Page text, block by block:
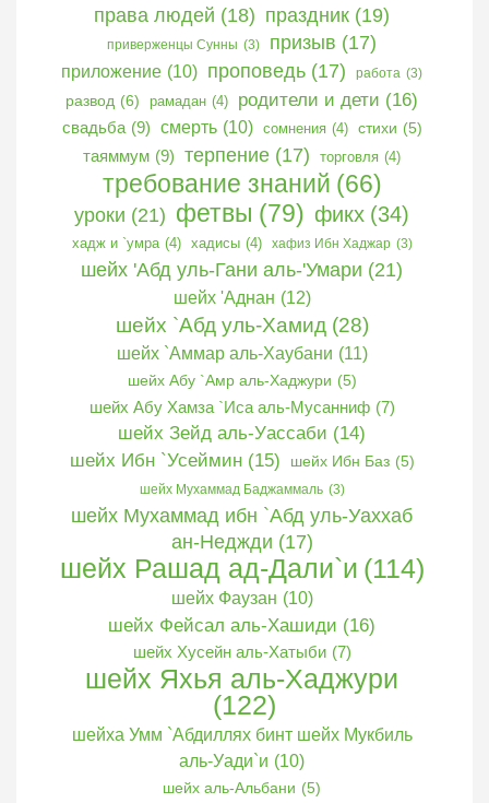
хадж и `умра (4) хадисы (4) хафиз Ибн Хаджар
шейх 'Абд уль-Гани аль-'Умари (21)
шейх 'Аднан (12)
шейх `Абд уль-Хамид (28)
шейх `Аммар аль-Хаубани (11)
шейх Абу `Амр аль-Хаджури (5)
шейх Абу Хамза `Иса аль-Мусанниф (7)
шейх Зейд аль-Уассаби (14)
шейх Ибн `Усеймин (15) шейх Ибн Баз
шейх Мухаммад Баджаммаль
шейх Мухаммад ибн `Абд уль-Уаххаб
ан-Неджди (17)
шейх Рашад ад-Дали`и(114)
шейх Фаузан (10)
шейх Фейсал аль-Хашиди (16)
шейх Хусейн аль-Хатыби (7)
шейх Яхья аль-Хаджури
(122)
шейха Умм `Абдиллях бинт шейх Мукбиль
аль-Уади`и
(10)
шейх аль-Альбани (5)
шейх аль-Ирьяни (26)
шейх уль-Ислям ибн Таймия
шииты-рафидиты этикет (41)